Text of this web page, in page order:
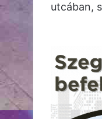
utcában,